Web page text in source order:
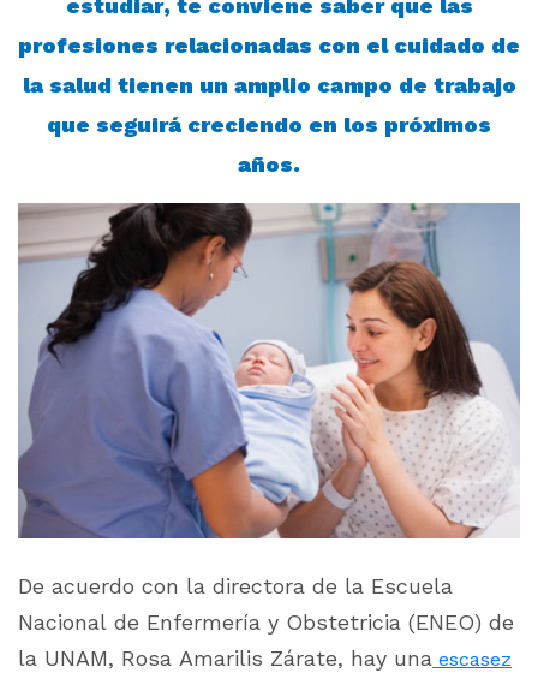
estudiar, te conviene saber que las
profesiones relacionadas con el cuidado de
la salud tienen un amplio campo de trabajo
que seguirá creciendo en los próximos
años.
De acuerdo con la directora de la Escuela
Nacional de Enfermería y Obstetricia (ENEO) de
la UNAM, Rosa Amarilis Zárate, hay una escasez